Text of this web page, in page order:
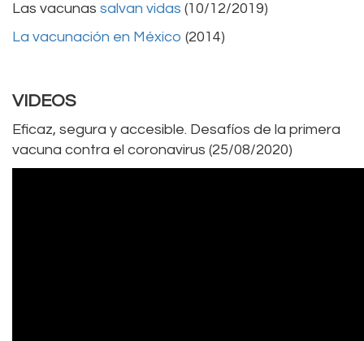
Las vacunas salvan vidas (10/12/2019)
La vacunación en México (2014)
VIDEOS
Eficaz, segura y accesible. Desafíos de la primera
vacuna contra el coronavirus (25/08/2020)